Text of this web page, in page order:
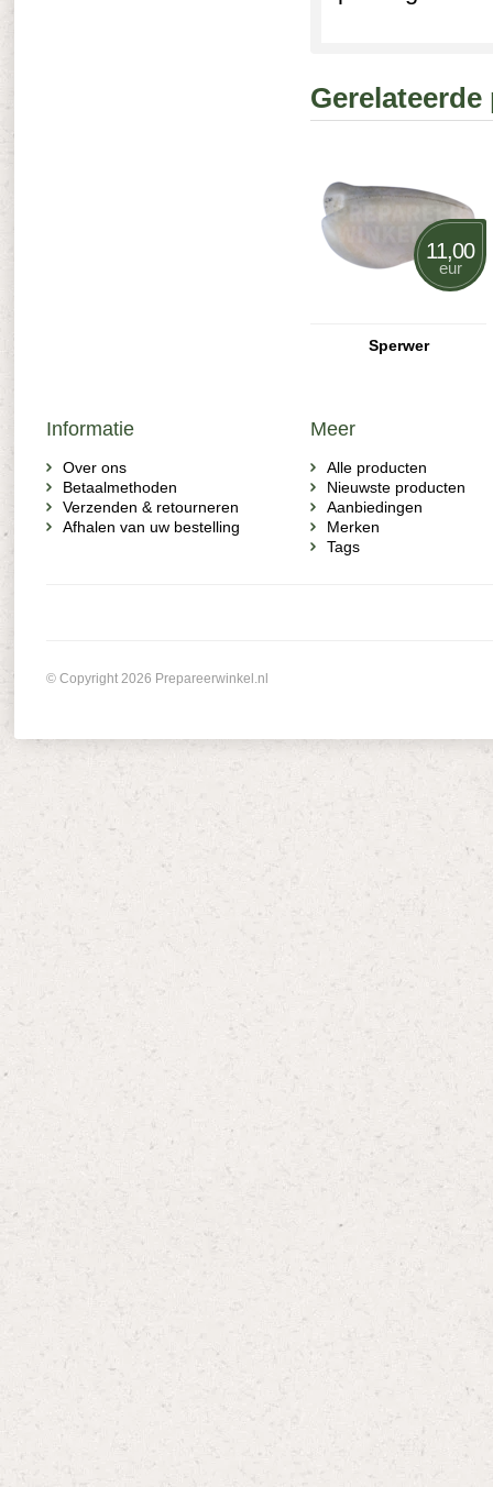
11,00
eur
Sperwer
Informatie
Over ons
Betaalmethoden
Verzenden & retourneren
Afhalen van uw bestelling
Meer
Alle producten
Nieuwste producten
Aanbiedingen
Merken
Tags
© Copyright 2026 Prepareerwinkel.nl